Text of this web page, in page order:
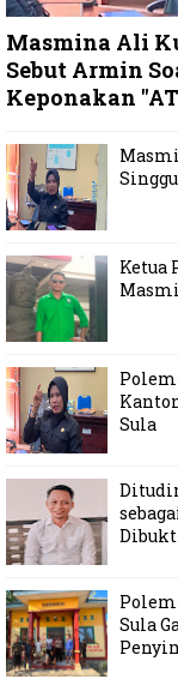
Masmina Ali
Sebut Armin
Keponakan
Ketua
Sula
Sula